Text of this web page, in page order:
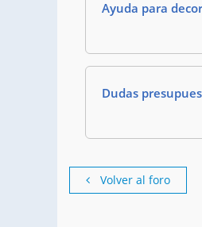
Ayuda para
Dudas
Volver al foro